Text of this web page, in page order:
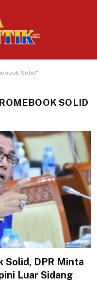
Solid"
SOLID
Solid, DPR Minta
Luar Sidang